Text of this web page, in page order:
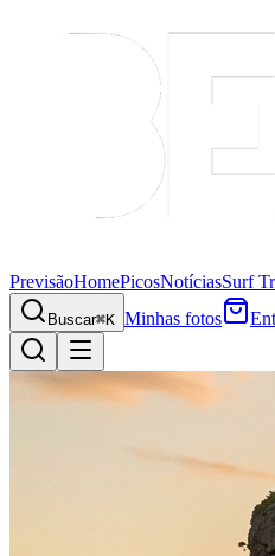
PrevisãoHomePicosNotíciasSurf
Buscar⌘K Minhas fotos